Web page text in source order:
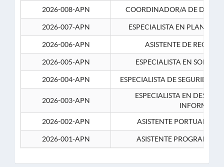
2026-008-APN COORDINADOR/A DE
2026-007-APN ESPECIALISTA EN
2026-006-APN ASISTENTE DE
2026-005-APN ESPECIALISTA EN
2026-004-APN ESPECIALISTA DE SEGURIDAD
2026-003-APN
ESPECIALISTA EN
2026-002-APN
ASISTENTE PORTUARIO 2-
2026-001-APN ASISTENTE